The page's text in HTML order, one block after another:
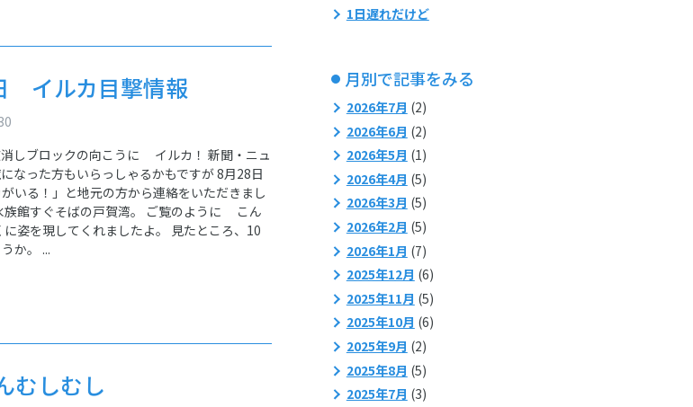
イルカ目撃情報
しブロックの向こうに イルカ！ 新聞・ニュ
なった方もいらっしゃるかもですが 8月28日
いる！」と地元の方から連絡をいただきまし
族館すぐそばの戸賀湾。 ご覧のように こん
に姿を現してくれましたよ。 見たところ、10
か。 ...
むしむし
1日遅れだけど
月別で記事をみる
2026年7月 (2)
2026年6月 (2)
2026年5月 (1)
2026年4月 (5)
2026年3月 (5)
2026年2月 (5)
2026年1月 (7)
2025年12月 (6)
2025年11月 (5)
2025年10月 (6)
2025年9月 (2)
2025年8月 (5)
2025年7月 (3)